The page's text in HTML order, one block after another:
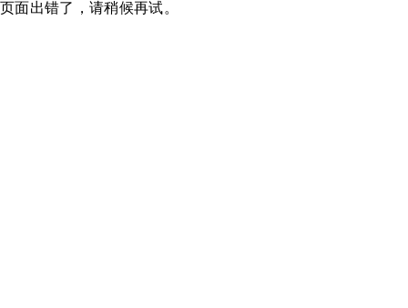
页面出错了，请稍候再试。